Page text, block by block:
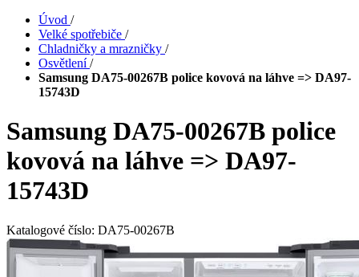
Úvod /
Velké spotřebiče /
Chladničky a mrazničky /
Osvětlení /
Samsung DA75-00267B police kovová na láhve => DA97-
15743D
Samsung DA75-00267B police
kovová na láhve => DA97-
15743D
Katalogové číslo: DA75-00267B